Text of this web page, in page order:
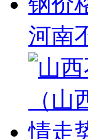
河南